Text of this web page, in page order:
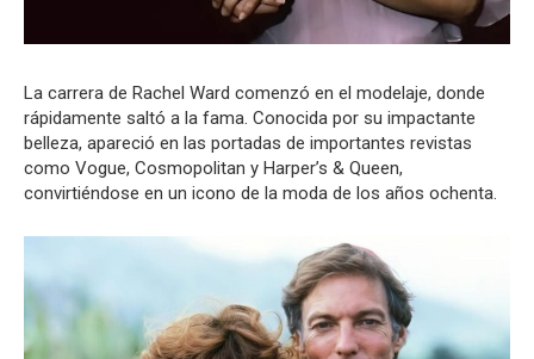
La carrera de Rachel Ward comenzó en el modelaje, donde
rápidamente saltó a la fama. Conocida por su impactante
belleza, apareció en las portadas de importantes revistas
como Vogue, Cosmopolitan y Harper’s & Queen,
convirtiéndose en un icono de la moda de los años ochenta.